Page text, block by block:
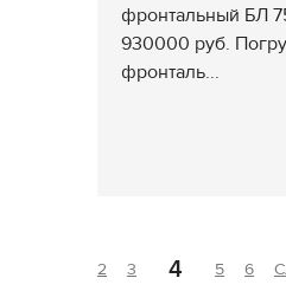
фронтальный БЛ
930000 руб.
фронталь...
2 3 4 5 6